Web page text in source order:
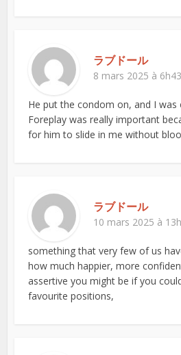
ラブドール
8 mars 2025 à 6h43
He put the condom on, and I was
Foreplay was really important
for him to slide in me without
ラブドール
10 mars 2025 à
something that very few of us
how much happier, more
assertive you might be if you
favourite positions,